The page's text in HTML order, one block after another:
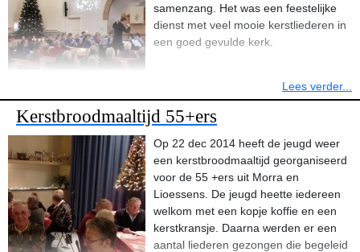
belangrijke punten. Al met al een geslaagde avond waar we
uiteindelijk de tweede prijs behaalden, na Ee die eerste werd en
voor Oosternijkerk.
samenzang. Het was een feestelijke
dienst met veel mooie kerstliederen in
een goed gevulde kerk.
Lees verder...
Kerstbroodmaaltijd 55+ers
Op 22 dec 2014 heeft de jeugd weer
een kerstbroodmaaltijd georganiseerd
voor de 55 +ers uit Morra en
Lioessens. De jeugd heette iedereen
welkom met een kopje koffie en een
kerstkransje. Daarna werden er een
aantal liederen gezongen die begeleid